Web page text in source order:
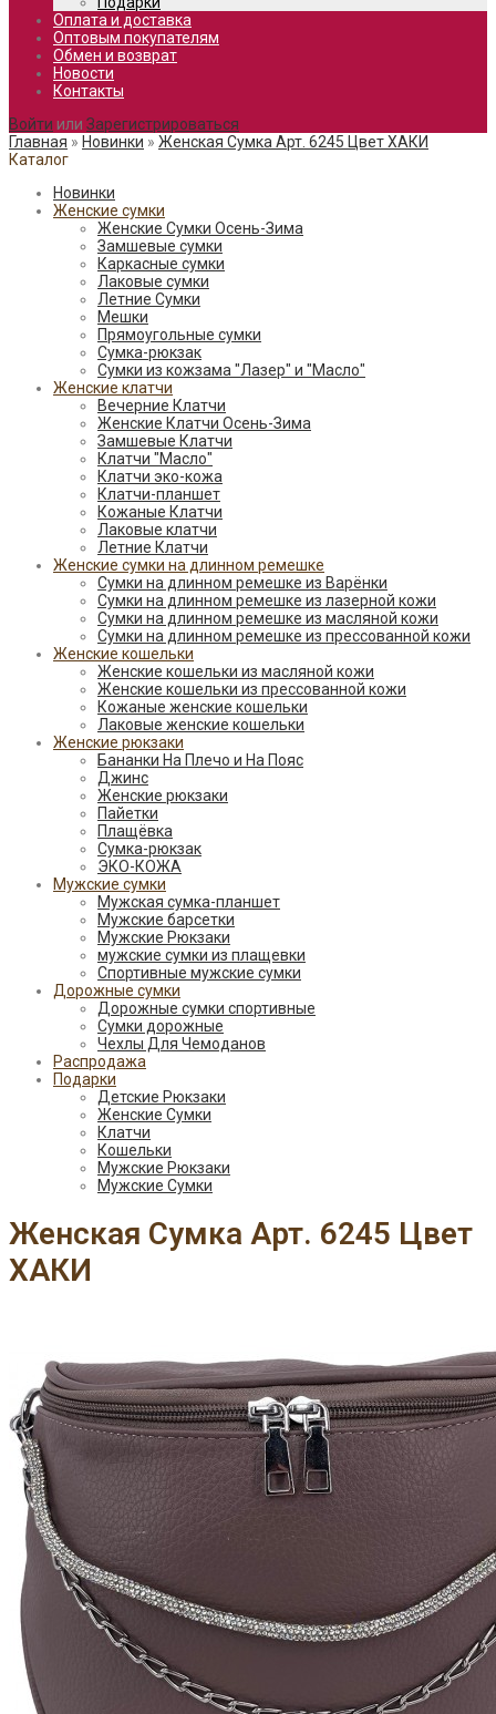
Оплата и доставка
Оптовым покупателям
Обмен и возврат
Новости
Контакты
Войти или Зарегистрироваться
Главная » Новинки » Женская Сумка Арт. 6245 Цвет ХАКИ
Каталог
Новинки
Женские сумки
Женские Сумки Осень-Зима
Замшевые сумки
Каркасные сумки
Лаковые сумки
Летние Сумки
Мешки
Прямоугольные сумки
Сумка-рюкзак
Сумки из кожзама "Лазер" и "Масло"
Женские клатчи
Вечерние Клатчи
Женские Клатчи Осень-Зима
Замшевые Клатчи
Клатчи "Масло"
Клатчи эко-кожа
Клатчи-планшет
Кожаные Клатчи
Лаковые клатчи
Летние Клатчи
Женские сумки на длинном ремешке
Сумки на длинном ремешке из Варёнки
Сумки на длинном ремешке из лазерной кожи
Сумки на длинном ремешке из масляной кожи
Сумки на длинном ремешке из прессованной кожи
Женские кошельки
Женские кошельки из масляной кожи
Женские кошельки из прессованной кожи
Кожаные женские кошельки
Лаковые женские кошельки
Женские рюкзаки
Бананки На Плечо и На Пояс
Джинс
Женские рюкзаки
Пайетки
Плащёвка
Сумка-рюкзак
ЭКО-КОЖА
Мужские сумки
Мужская сумка-планшет
Мужские барсетки
Мужские Рюкзаки
мужские сумки из плащевки
Спортивные мужские сумки
Дорожные сумки
Дорожные сумки спортивные
Сумки дорожные
Чехлы Для Чемоданов
Распродажа
Подарки
Детские Рюкзаки
Женские Сумки
Клатчи
Кошельки
Мужские Рюкзаки
Мужские Сумки
Женская Сумка Арт. 6245 Цвет
ХАКИ